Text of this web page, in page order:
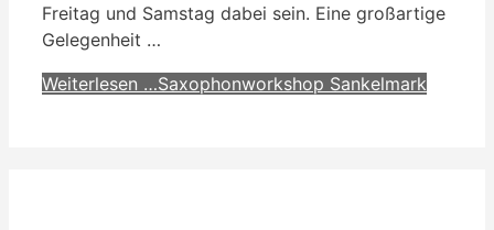
Freitag und Samstag dabei sein. Eine großartige
Gelegenheit …
Weiterlesen …Saxophonworkshop Sankelmark